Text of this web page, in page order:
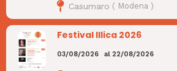
Casumaro ( Modena )
Festival Illica 2026
03/08/2026 al 22/08/2026